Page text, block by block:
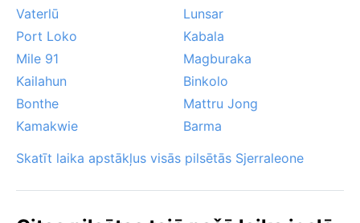
Vaterlū
Lunsar
Port Loko
Kabala
Mile 91
Magburaka
Kailahun
Binkolo
Bonthe
Mattru Jong
Kamakwie
Barma
Skatīt laika apstākļus visās pilsētās Sjerraleone